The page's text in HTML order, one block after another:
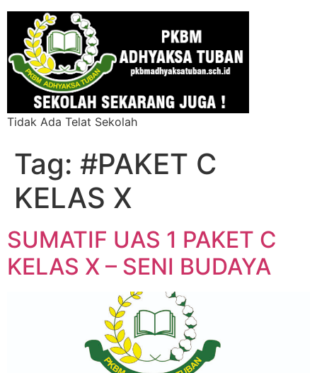
Tidak Ada Telat Sekolah
Tag: #PAKET C
KELAS X
SUMATIF UAS 1 PAKET C
KELAS X – SENI BUDAYA